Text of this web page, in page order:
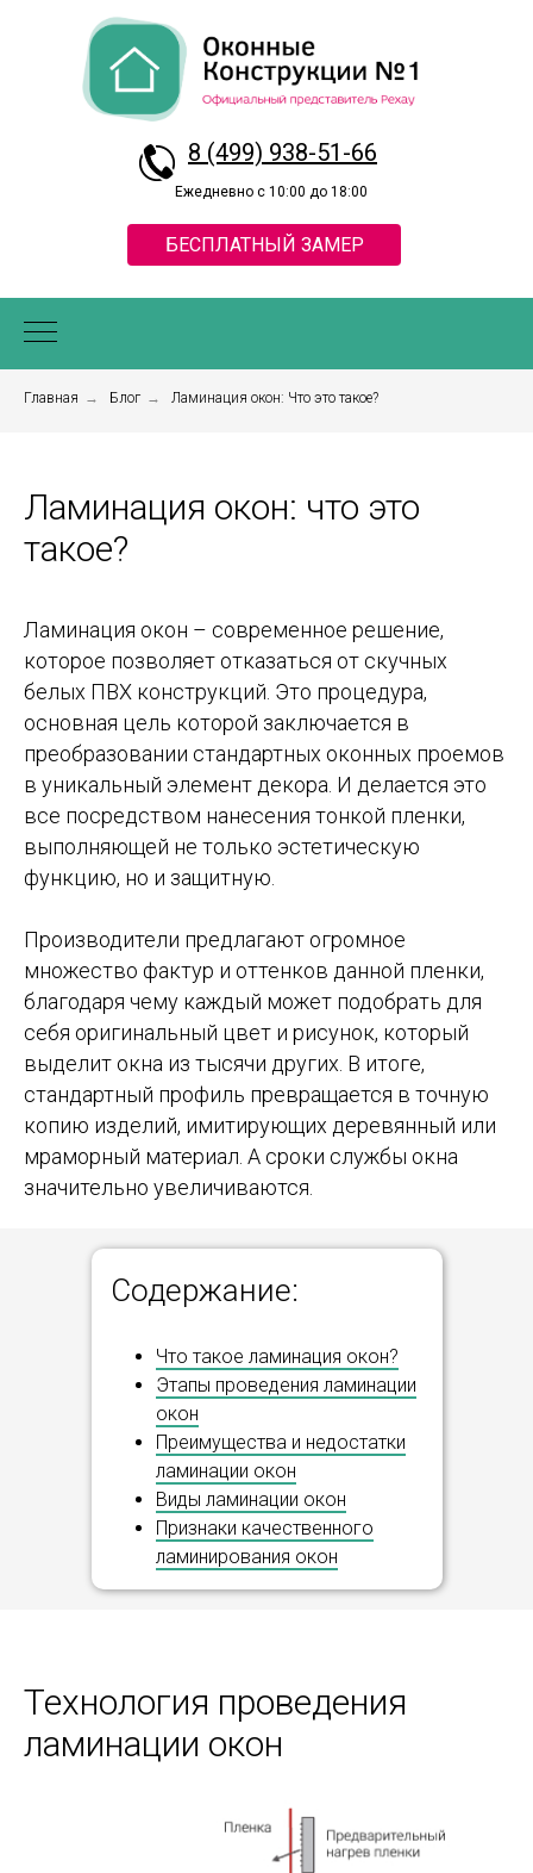
8 (499) 938-51-66
БЕСПЛАТНЫЙ ЗАМЕР
Ежедневно с 10:00 до 18:00
Главная → Блог → Ламинация окон: Что это такое?
Ламинация окон: что это
такое?
Ламинация окон – современное решение,
которое позволяет отказаться от скучных
белых ПВХ конструкций. Это процедура,
основная цель которой заключается в
преобразовании стандартных оконных проемов
в уникальный элемент декора. И делается это
все посредством нанесения тонкой пленки,
выполняющей не только эстетическую
функцию, но и защитную.
Производители предлагают огромное
множество фактур и оттенков данной пленки,
благодаря чему каждый может подобрать для
себя оригинальный цвет и рисунок, который
выделит окна из тысячи других. В итоге,
стандартный профиль превращается в точную
копию изделий, имитирующих деревянный или
мраморный материал. А сроки службы окна
значительно увеличиваются.
Что такое ламинация окон?
Этапы проведения ламинации
окон
Преимущества и недостатки
ламинации окон
Виды ламинации окон
Признаки качественного
ламинирования окон
Содержание:
Технология проведения
ламинации окон